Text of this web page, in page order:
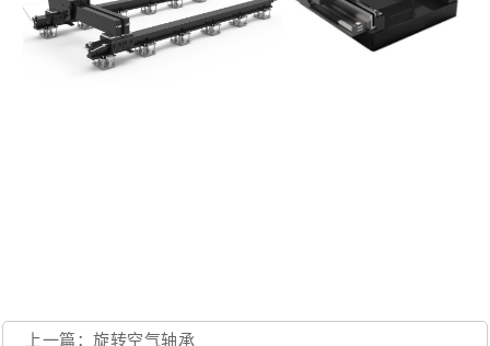
上一篇：旋转空气轴承